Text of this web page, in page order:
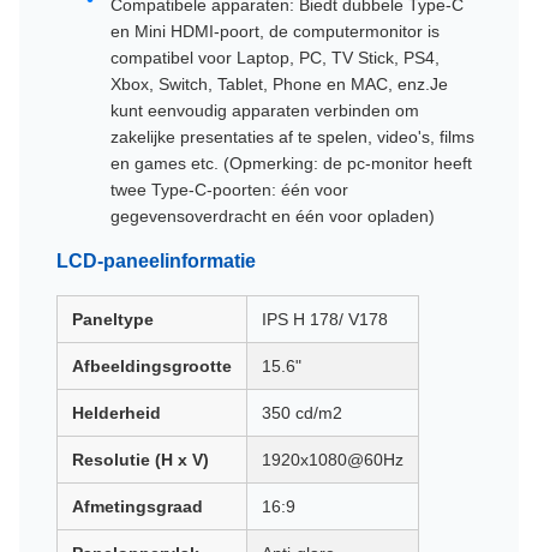
Compatibele apparaten: Biedt dubbele Type-C
en Mini HDMI-poort, de computermonitor is
compatibel voor Laptop, PC, TV Stick, PS4,
Xbox, Switch, Tablet, Phone en MAC, enz.Je
kunt eenvoudig apparaten verbinden om
zakelijke presentaties af te spelen, video's, films
en games etc. (Opmerking: de pc-monitor heeft
twee Type-C-poorten: één voor
gegevensoverdracht en één voor opladen)
LCD-paneelinformatie
Paneltype IPS H 178/ V178
Afbeeldingsgrootte 15.6"
Helderheid 350 cd/m2
Resolutie (H x V) 1920x1080@60Hz
Afmetingsgraad 16:9